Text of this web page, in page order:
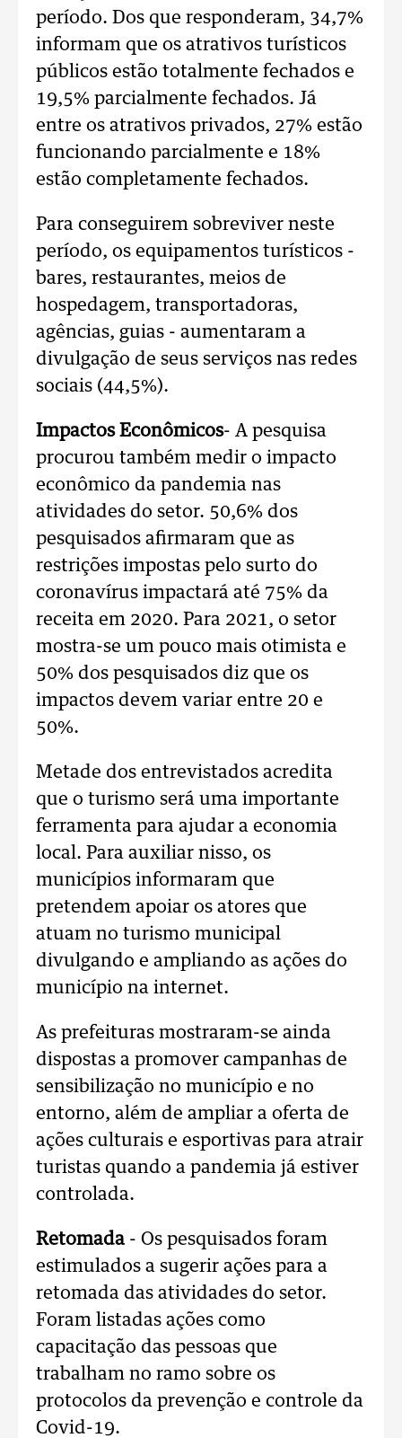
período. Dos que responderam, 34,7%
informam que os atrativos turísticos
públicos estão totalmente fechados e
19,5% parcialmente fechados. Já
entre os atrativos privados, 27% estão
funcionando parcialmente e 18%
estão completamente fechados.
Para conseguirem sobreviver neste
período, os equipamentos turísticos -
bares, restaurantes, meios de
hospedagem, transportadoras,
agências, guias - aumentaram a
divulgação de seus serviços nas redes
sociais (44,5%).
Impactos Econômicos- A pesquisa
procurou também medir o impacto
econômico da pandemia nas
atividades do setor. 50,6% dos
pesquisados afirmaram que as
restrições impostas pelo surto do
coronavírus impactará até 75% da
receita em 2020. Para 2021, o setor
mostra-se um pouco mais otimista e
50% dos pesquisados diz que os
impactos devem variar entre 20 e
50%.
Metade dos entrevistados acredita
que o turismo será uma importante
ferramenta para ajudar a economia
local. Para auxiliar nisso, os
municípios informaram que
pretendem apoiar os atores que
atuam no turismo municipal
divulgando e ampliando as ações do
município na internet.
As prefeituras mostraram-se ainda
dispostas a promover campanhas de
sensibilização no município e no
entorno, além de ampliar a oferta de
ações culturais e esportivas para atrair
turistas quando a pandemia já estiver
controlada.
Retomada- Os pesquisados foram
estimulados a sugerir ações para a
retomada das atividades do setor.
Foram listadas ações como
capacitação das pessoas que
trabalham no ramo sobre os
protocolos da prevenção e controle da
Covid-19.